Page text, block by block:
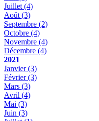
Juillet (4)
Août (3)
Septembre (2)
Octobre (4)
Novembre (4)
Décembre (4)
2021
Janvier(3)
Février(3)
Mars (3)
Avril (4)
Mai (3)
Juin (3)